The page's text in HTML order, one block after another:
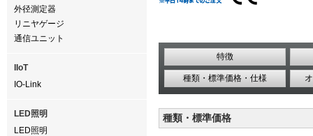
外径測定器
リニヤゲージ
通信ユニット
IIoT
IO-Link
LED照明
LED照明
特徴
種類・標準価格・仕様
種類・標準価格